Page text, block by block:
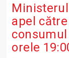
apel
orele